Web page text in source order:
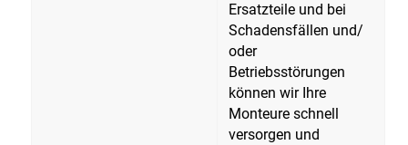
Ersatzteile und bei
Schadensfällen und/
oder
Betriebsstörungen
können wir Ihre
Monteure schnell
versorgen und